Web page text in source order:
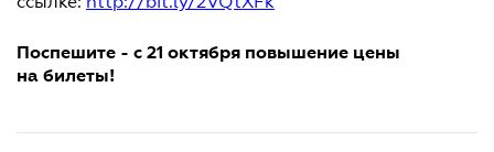
Поспешите - с 21 октября повышение цены
на билеты!